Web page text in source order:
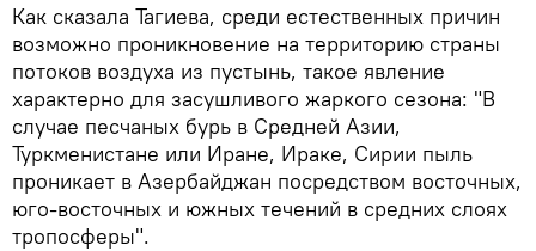
Как сказала Тагиева, среди естественных причин
возможно проникновение на территорию страны
потоков воздуха из пустынь, такое явление
характерно для засушливого жаркого сезона: "В
случае песчаных бурь в Средней Азии,
Туркменистане или Иране, Ираке, Сирии пыль
проникает в Азербайджан посредством восточных,
юго-восточных и южных течений в средних слоях
тропосферы".